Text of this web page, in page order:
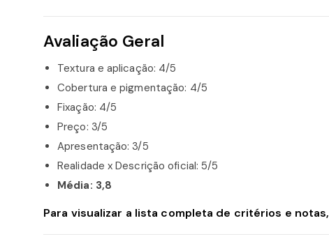
Avaliação Geral
Textura e aplicação: 4/5
Cobertura e pigmentação: 4/5
Fixação: 4/5
Preço: 3/5
Apresentação: 3/5
Realidade x Descrição oficial: 5/5
Média: 3,8
Para visualizar a lista completa de critérios e notas,